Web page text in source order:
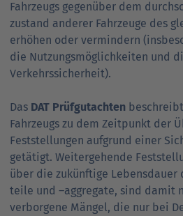
Fahrzeugs gegenüber dem
zustand anderer Fahrzeuge des
erhöhen oder vermindern
die Nutzungs­möglichkeiten und
Verkehrs­sicherheit).
Das DAT Prüf­gutachten
Fahrzeugs zu dem Zeit­punkt der
Fest­stellungen aufgrund einer
getätigt. Weiter­gehende
über die zukünftige Lebens­dauer
teile und –aggregate, sind damit
verborgene Mängel, die nur bei